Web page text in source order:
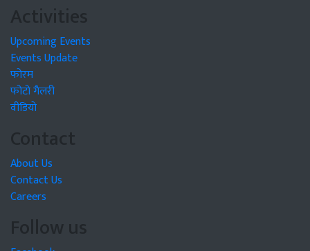
Activities
Upcoming Events
Events Update
फोरम
फोटो गैलरी
वीडियो
Contact
About Us
Contact Us
Careers
Follow us